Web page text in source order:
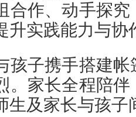
合作、动手探
升实践能力与协
孩子携手搭建
。家长全程陪
生及家长与孩子